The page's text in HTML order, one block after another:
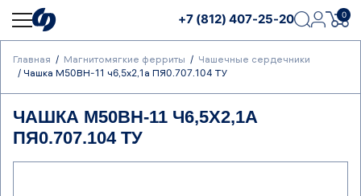
+7 (812) 407-25-20 0
Главная Магнитомягкие ферриты
Чашечные сердечники
Чашка М50ВН-11 ч6,5х2,1а ПЯ0.707.104 ТУ
ЧАШКА М50ВН-11 Ч6,5Х2,1А
ПЯ0.707.104 ТУ